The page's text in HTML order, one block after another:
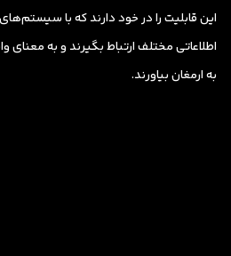
این قابلیت را در خود دارند که با
اطلاعاتی مختلف ارتباط بگیرند و به معنای
به ارمغان بیاورند.